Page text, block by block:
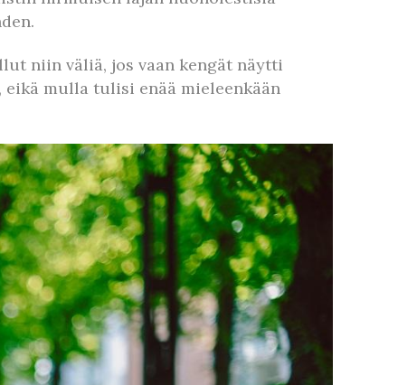
niin väliä, jos vaan kengät näytti
mulla tulisi enää mieleenkään